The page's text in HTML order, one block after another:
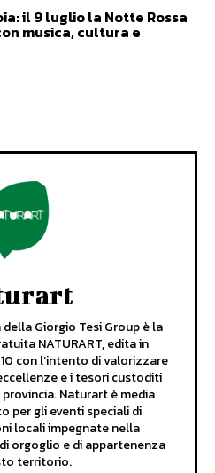
il 9 luglio la Notte Rossa
musica, cultura e
Giorgio Tesi Group è la
NATURART, edita in
con l’intento di valorizzare
e i tesori custoditi
Naturart è media
per gli eventi speciali di
locali impegnate nella
orgoglio e di appartenenza
territorio.